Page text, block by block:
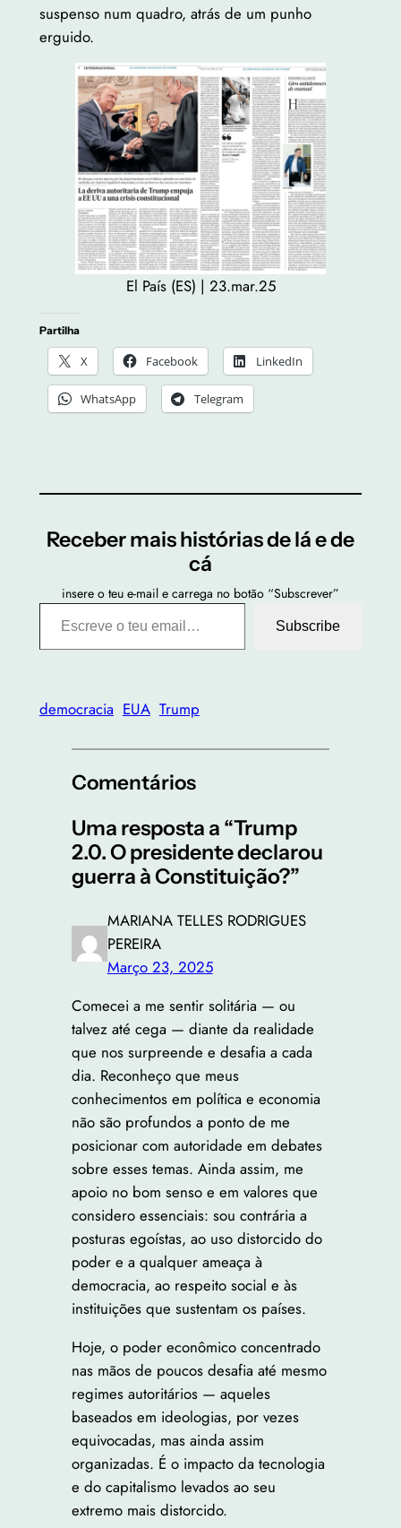
suspenso num quadro, atrás de um punho
erguido.
El País (ES) | 23.mar.25
Partilha
X Facebook LinkedIn
WhatsApp Telegram
Receber mais histórias de lá e de
cá
insere o teu e-mail e carrega no botão “Subscrever”
Escreve o teu email…
Subscribe
democracia EUA Trump
Comentários
Uma resposta a “Trump
2.0. O presidente declarou
guerra à Constituição?”
MARIANA TELLES RODRIGUES
PEREIRA
Março 23, 2025
Comecei a me sentir solitária — ou
talvez até cega — diante da realidade
que nos surpreende e desafia a cada
dia. Reconheço que meus
conhecimentos em política e economia
não são profundos a ponto de me
posicionar com autoridade em debates
sobre esses temas. Ainda assim, me
apoio no bom senso e em valores que
considero essenciais: sou contrária a
posturas egoístas, ao uso distorcido do
poder e a qualquer ameaça à
democracia, ao respeito social e às
instituições que sustentam os países.
Hoje, o poder econômico concentrado
nas mãos de poucos desafia até mesmo
regimes autoritários — aqueles
baseados em ideologias, por vezes
equivocadas, mas ainda assim
organizadas. É o impacto da tecnologia
e do capitalismo levados ao seu
extremo mais distorcido.